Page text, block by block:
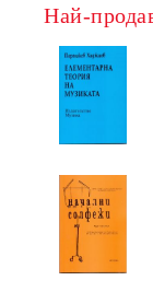
Най-